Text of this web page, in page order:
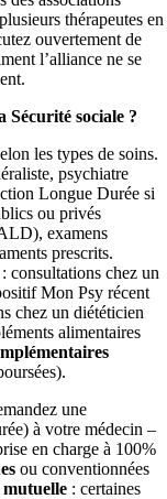
thérapeutes en
ouvertement de
l’alliance ne se
Sécurité sociale ?
les types de soins.
psychiatre
Longue Durée si
ou privés
ALD),examens
prescrits.
: consultations chez un
Mon Psy récent
chez undiététicien
alimentaires
une
à votre médecin –
en charge à 100%
ou conventionnées
mutuelle : certaines